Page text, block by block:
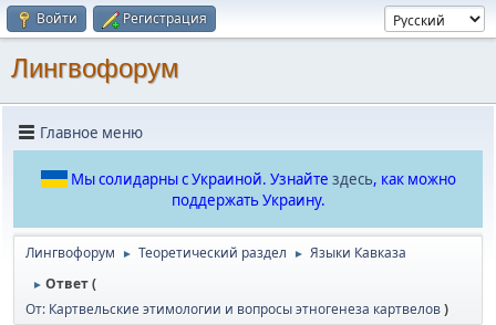
Войти Регистрация
Лингвофорум
Главное меню
Мы солидарны с Украиной. Узнайте здесь, как можно
поддержать Украину.
Лингвофорум ► Теоретический раздел ► Языки Кавказа
► Ответ (
От: Картвельские этимологии и вопросы этногенеза картвелов)